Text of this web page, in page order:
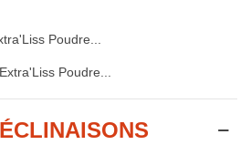
Poudre...
Poudre...